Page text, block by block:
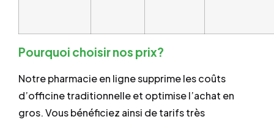
Pourquoi choisir nos prix?
Notre pharmacie en ligne supprime les coûts
d’officine traditionnelle et optimise l’achat en
gros. Vous bénéficiez ainsi de tarifs très